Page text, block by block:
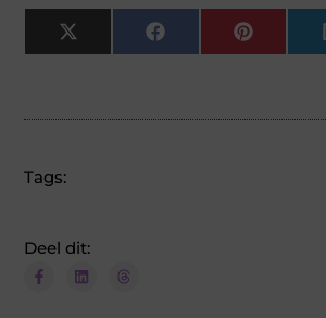
X
(Twitter)
Facebook Pinterest
Tags:
Deel dit: